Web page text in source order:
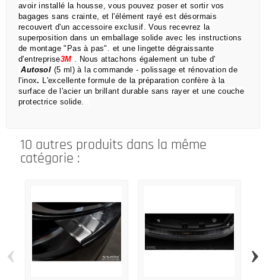
avoir installé la housse, vous pouvez poser et sortir vos
bagages sans crainte, et l'élément rayé est désormais
recouvert d'un accessoire exclusif.Vous recevrez la
superposition dans un emballage solide avec les instructions
de montage "Pas à pas". et une lingette dégraissante
d'entreprise3M . Nous attachons également un tube d'
Autosol (5 ml) à la commande - polissage et rénovation de
l'inox. L'excellente formule de la préparation confère à la
surface de l'acier un brillant durable sans rayer et une couche
protectrice solide.
10 autres produits dans la même
catégorie :
‹ ›